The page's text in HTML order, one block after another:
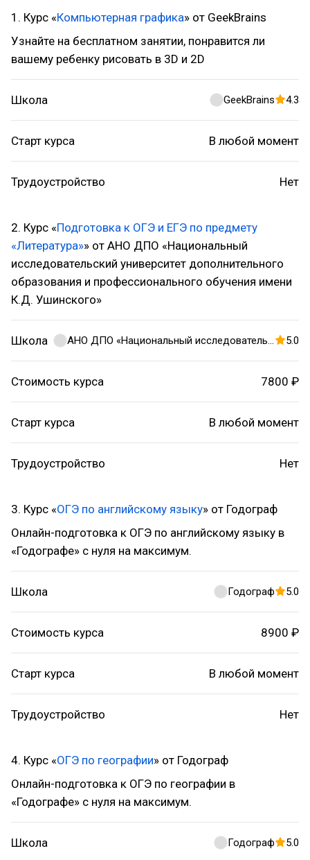
1. Курс «Компьютерная графика» от GeekBrains
Узнайте на бесплатном занятии, понравится ли
вашему ребенку рисовать в 3D и 2D
Школа GeekBrains 4.3
Старт курса В любой момент
Трудоустройство Нет
2. Курс «Подготовка к ОГЭ и ЕГЭ по предмету
«Литература»» от АНО ДПО «Национальный
исследовательский университет дополнительного
образования и профессионального обучения имени
К.Д. Ушинского»
Школа АНО ДПО «Национальный исследовательский университет дополнительного образования и профессионального обучения имени К.Д. Ушинского» 5.0
Стоимость курса 7800 ₽
Старт курса В любой момент
Трудоустройство Нет
3. Курс «ОГЭ по английскому языку» от Годограф
Онлайн-подготовка к ОГЭ по английскому языку в
«Годографе» с нуля на максимум.
Школа Годограф 5.0
Стоимость курса 8900 ₽
Старт курса В любой момент
Трудоустройство Нет
4. Курс «ОГЭ по географии» от Годограф
Онлайн-подготовка к ОГЭ по географии в
«Годографе» с нуля на максимум.
Школа Годограф 5.0